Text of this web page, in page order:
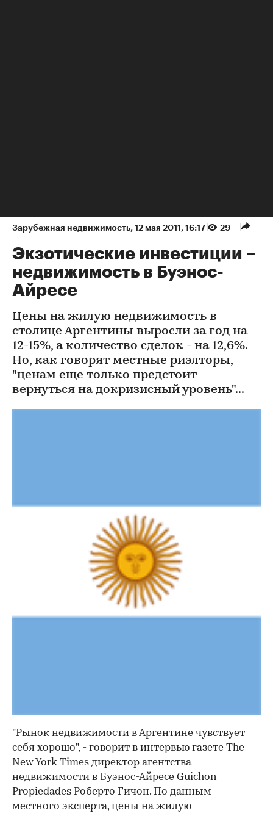
Зарубежная недвижимость⁠, 12 мая 2011, 16:17 29
Экзотические инвестиции –
недвижимость в Буэнос-
Айресе
Цены на жилую недвижимость в
столице Аргентины выросли за год на
12-15%, а количество сделок - на 12,6%.
Но, как говорят местные риэлторы,
"ценам еще только предстоит
вернуться на докризисный уровень"...
"Рынок недвижимости в Аргентине чувствует
себя хорошо", - говорит в интервью газете The
New York Times директор агентства
недвижимости в Буэнос-Айресе Guichon
Propiedades Роберто Гичон. По данным
местного эксперта, цены на жилую